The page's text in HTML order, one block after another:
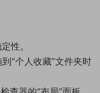
性。
“个人收藏”文件夹时